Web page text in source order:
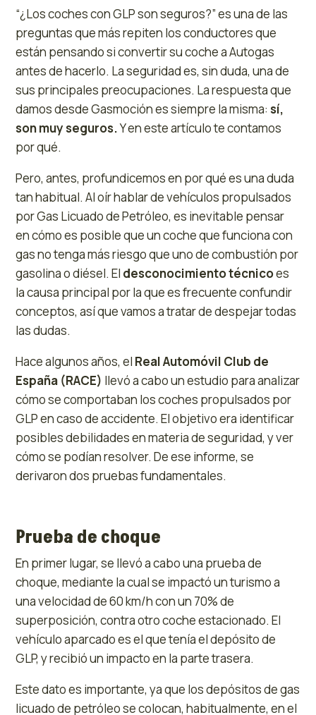
“¿Los coches con GLP son seguros?” es una de las
preguntas que más repiten los conductores que
están pensando si convertir su coche a Autogas
antes de hacerlo. La seguridad es, sin duda, una de
sus principales preocupaciones. La respuesta que
damos desde Gasmoción es siempre la misma:sí,
son muy seguros.Y en este artículo te contamos
por qué.
Pero, antes, profundicemos en por qué es una duda
tan habitual. Al oír hablar de vehículos propulsados
por Gas Licuado de Petróleo, es inevitable pensar
en cómo es posible que un coche que funciona con
gas no tenga más riesgo que uno de combustión por
gasolina o diésel. El desconocimiento técnicoes
la causa principal por la que es frecuente confundir
conceptos, así que vamos a tratar de despejar todas
las dudas.
Hace algunos años, el Real Automóvil Club de
España (RACE) llevó a cabo un estudio para analizar
cómo se comportaban los coches propulsados por
GLP en caso de accidente. El objetivo era identificar
posibles debilidades en materia de seguridad, y ver
cómo se podían resolver. De ese informe, se
derivaron dos pruebas fundamentales.
Prueba de choque
En primer lugar, se llevó a cabo una prueba de
choque, mediante la cual se impactó un turismo a
una velocidad de 60 km/h con un 70% de
superposición, contra otro coche estacionado. El
vehículo aparcado es el que tenía el depósito de
GLP, y recibió un impacto en la parte trasera.
Este dato es importante, ya que los depósitos de gas
licuado de petróleo se colocan, habitualmente, en el